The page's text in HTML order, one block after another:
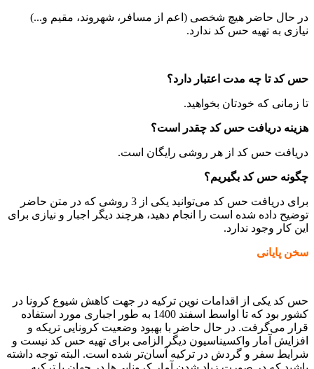
در حال حاضر هیچ شخصی (اعم از مسافر، شهروند، مقیم و...)
نیازی به تهیه حس کد ندارد.
حس کد تا چه مدت اعتبار دارد؟
تا زمانی که خودتان بخواهید.
هزینه دریافت حس کد چقدر است؟
دریافت حس کد از هر روشی رایگان است.
چگونه حس کد بگیریم؟
برای دریافت حس کد می‌توانید یکی از 3 روشی که در متن حاضر
توضیح داده شده است را انجام دهید، هرچند دیگر اجبار و نیازی برای
این کار وجود ندارد.
سخن پایانی
حس کد یکی از اقدامات نوین ترکیه در جهت کاهش شیوع کرونا در
کشور بود که تا اواسط اسفند 1400 به طور اجباری مورد استفاده
قرار می‌گرفت. در حال حاضر با بهبود وضعیت کرونایی تریکه و
افزایش آمار واکسیناسیون دیگر الزامی برای تهیه حس کد نیست و
شرایط سفر و گردش در ترکیه آسان‌تر شده است. البته توجه داشته